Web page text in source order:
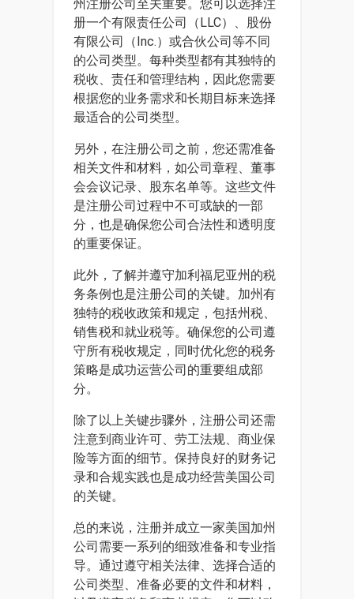
州注册公司至关重要。您可以选择注
册一个有限责任公司（LLC）、股份
有限公司（Inc.）或合伙公司等不同
的公司类型。每种类型都有其独特的
税收、责任和管理结构，因此您需要
根据您的业务需求和长期目标来选择
最适合的公司类型。
另外，在注册公司之前，您还需准备
相关文件和材料，如公司章程、董事
会会议记录、股东名单等。这些文件
是注册公司过程中不可或缺的一部
分，也是确保您公司合法性和透明度
的重要保证。
此外，了解并遵守加利福尼亚州的税
务条例也是注册公司的关键。加州有
独特的税收政策和规定，包括州税、
销售税和就业税等。确保您的公司遵
守所有税收规定，同时优化您的税务
策略是成功运营公司的重要组成部
分。
除了以上关键步骤外，注册公司还需
注意到商业许可、劳工法规、商业保
险等方面的细节。保持良好的财务记
录和合规实践也是成功经营美国公司
的关键。
总的来说，注册并成立一家美国加州
公司需要一系列的细致准备和专业指
导。通过遵守相关法律、选择合适的
公司类型、准备必要的文件和材料，